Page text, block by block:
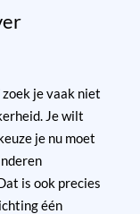
je vaak niet
Je wilt
je nu moet
is ook precies
één